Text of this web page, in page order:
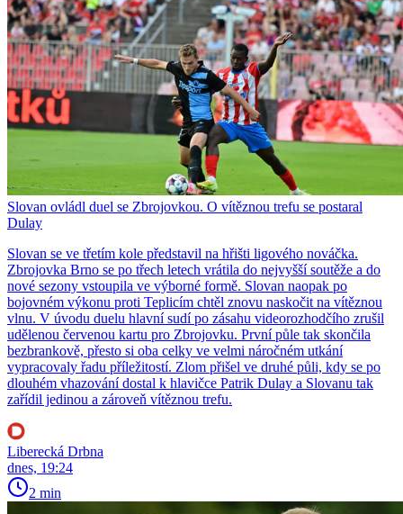
Slovan ovládl duel se Zbrojovkou. O vítěznou trefu se postaral
Dulay
Slovan se ve třetím kole představil na hřišti ligového nováčka.
Zbrojovka Brno se po třech letech vrátila do nejvyšší soutěže a do
nové sezony vstoupila ve výborné formě. Slovan naopak po
bojovném výkonu proti Teplicím chtěl znovu naskočit na vítěznou
vlnu. V úvodu duelu hlavní sudí po zásahu videorozhodčího zrušil
udělenou červenou kartu pro Zbrojovku. První půle tak skončila
bezbrankově, přesto si oba celky ve velmi náročném utkání
vypracovaly řadu příležitostí. Zlom přišel ve druhé půli, kdy se po
dlouhém vhazování dostal k hlavičce Patrik Dulay a Slovanu tak
zařídil jedinou a zároveň vítěznou trefu.
Liberecká Drbna
dnes, 19:24
2 min